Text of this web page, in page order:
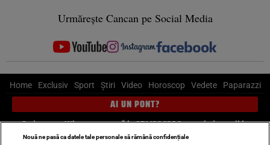
Urmărește Cancan pe Social Media
Home Exclusiv Sport Știri Video Horoscop Vedete Paparazzi
AI UN PONT?
Scrie-ne pe Whatsapp, sună la 0741226226 sau trimite mail la
pont@cancan.ro
Nouă ne pasă ca datele tale personale să rămână confidențiale